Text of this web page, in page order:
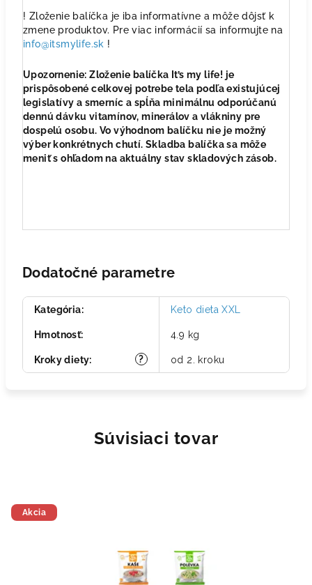
! Zloženie balíčka je iba informatívne a môže dôjsť k
zmene produktov. Pre viac informácií sa informujte na
info@itsmylife.sk !
Upozornenie: Zloženie balíčka It’s my life! je
prispôsobené celkovej potrebe tela podľa existujúcej
legislatívy a smerníc a spĺňa minimálnu odporúčanú
dennú dávku vitamínov, minerálov a vlákniny pre
dospelú osobu. Vo výhodnom balíčku nie je možný
výber konkrétnych chutí. Skladba balíčka sa môže
meniť s ohľadom na aktuálny stav skladových zásob.
Dodatočné parametre
Kategória: Keto dieta XXL
Hmotnosť: 4.9 kg
?
Kroky diety: od 2. kroku
Súvisiaci tovar
Akcia